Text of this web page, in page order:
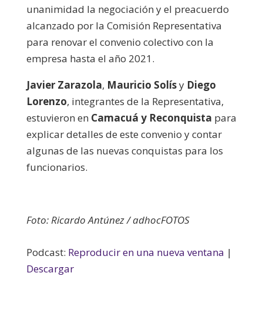
unanimidad la negociación y el preacuerdo
alcanzado por la Comisión Representativa
para renovar el convenio colectivo con la
empresa hasta el año 2021.
Javier Zarazola, Mauricio Solísy Diego
Lorenzo, integrantes de la Representativa,
estuvieron en Camacuá y Reconquista para
explicar detalles de este convenio y contar
algunas de las nuevas conquistas para los
funcionarios.
Foto: Ricardo Antúnez / adhocFOTOS
Podcast: Reproducir en una nueva ventana |
Descargar